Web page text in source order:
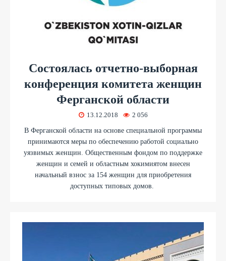
Состоялась отчетно-выборная
конференция комитета женщин
Ферганской области
13.12.2018 2 056
В Ферганской области на основе специальной программы
принимаются меры по обеспечению работой социально
уязвимых женщин. Общественным фондом по поддержке
женщин и семей и областным хокимиятом внесен
начальный взнос за 154 женщин для приобретения
доступных типовых домов.